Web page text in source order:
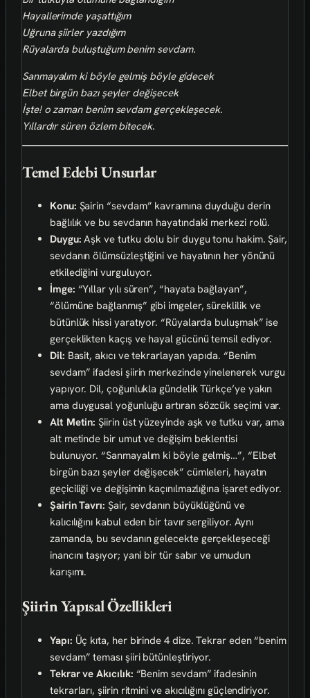
Hayallerimde yaşattığım
Uğruna şiirler yazdığım
Rüyalarda buluştuğum benim sevdam.
Sanmayalım ki böyle gelmiş böyle gidecek
Elbet birgün bazı şeyler değişecek
İşte! o zaman benim sevdam gerçekleşecek.
Yıllardır süren özlem bitecek.
Temel Edebi Unsurlar
Konu: Şairin “sevdam” kavramına duyduğu derin
bağlılık ve bu sevdanın hayatındaki merkezi rolü.
Duygu: Aşk ve tutku dolu bir duygu tonu hakim. Şair,
sevdanın ölümsüzleştiğini ve hayatının her yönünü
etkilediğini vurguluyor.
İmge: “Yıllar yılı süren”, “hayata bağlayan”,
“ölümüne bağlanmış” gibi imgeler, süreklilik ve
bütünlük hissi yaratıyor. “Rüyalarda buluşmak” ise
gerçeklikten kaçış ve hayal gücünü temsil ediyor.
Dil: Basit, akıcı ve tekrarlayan yapıda. “Benim
sevdam” ifadesi şiirin merkezinde yinelenerek vurgu
yapıyor. Dil, çoğunlukla gündelik Türkçe’ye yakın
ama duygusal yoğunluğu artıran sözcük seçimi var.
Alt Metin: Şiirin üst yüzeyinde aşk ve tutku var, ama
alt metinde bir umut ve değişim beklentisi
bulunuyor. “Sanmayalım ki böyle gelmiş…”, “Elbet
birgün bazı şeyler değişecek” cümleleri, hayatın
geçiciliği ve değişimin kaçınılmazlığına işaret ediyor.
Şairin Tavrı: Şair, sevdanın büyüklüğünü ve
kalıcılığını kabul eden bir tavır sergiliyor. Aynı
zamanda, bu sevdanın gelecekte gerçekleşeceği
inancını taşıyor; yani bir tür sabır ve umudun
karışımı.
Şiirin Yapısal Özellikleri
Yapı: Üç kıta, her birinde 4 dize. Tekrar eden “benim
sevdam” teması şiiri bütünleştiriyor.
Tekrar ve Akıcılık: “Benim sevdam” ifadesinin
tekrarları, şiirin ritmini ve akıcılığını güçlendiriyor.